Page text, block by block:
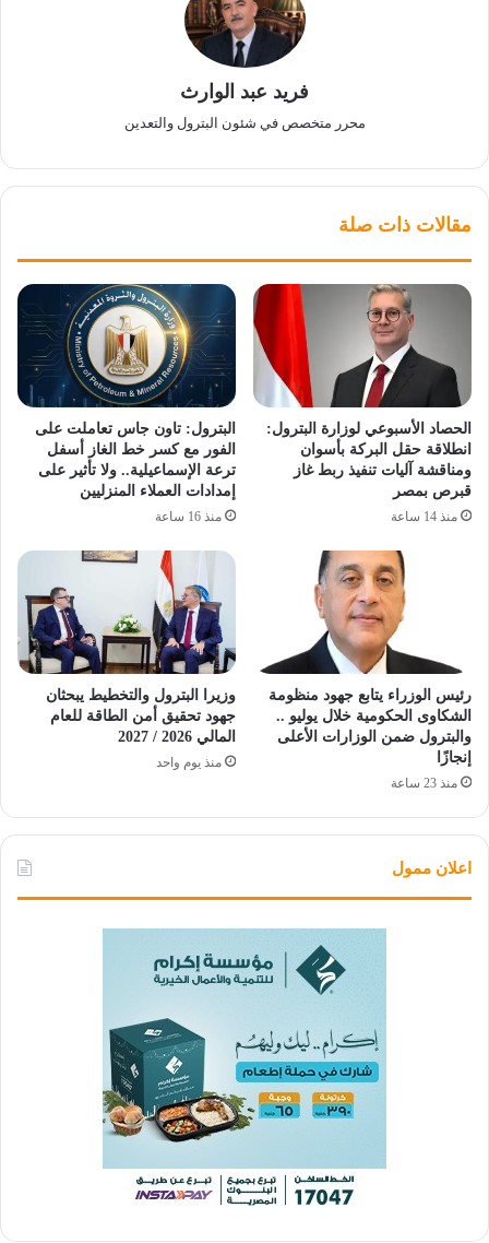
فريد عبد الوارث
محرر متخصص في شئون البترول والتعدين
مقالات ذات صلة
الحصاد الأسبوعي لوزارة البترول:
انطلاقة حقل البركة بأسوان
ومناقشة آليات تنفيذ ربط غاز
قبرص بمصر
منذ 14 ساعة
البترول: تاون جاس تعاملت على
الفور مع كسر خط الغاز أسفل
ترعة الإسماعيلية.. ولا تأثير على
إمدادات العملاء المنزليين
منذ 16 ساعة
رئيس الوزراء يتابع جهود منظومة
الشكاوى الحكومية خلال يوليو ..
والبترول ضمن الوزارات الأعلى
إنجازًا
منذ 23 ساعة
وزيرا البترول والتخطيط يبحثان
جهود تحقيق أمن الطاقة للعام
المالي 2026 / 2027
منذ يوم واحد
اعلان ممول